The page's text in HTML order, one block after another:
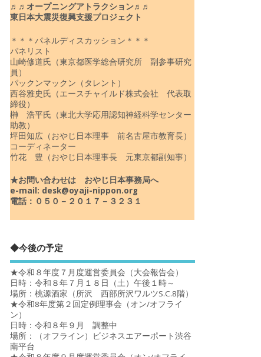
♬♬オープニングアトラクション♬♬
東日本大震災復興支援プロジェクト
＊＊＊パネルディスカッション＊＊＊
パネリスト
山崎修道氏（東京都医学総合研究所 副参事研究
員）
パックンマックン（タレント）
西谷雅史氏（エースチャイルド株式会社 代表取
締役）
榊 浩平氏（東北大学応用認知神経科学センター
助教）
坪田知広（おやじ日本理事 前名古屋市教育長）
コーディネーター
竹花 豊（おやじ日本理事長 元東京都副知事）
★お問い合わせは おやじ日本事務局へ
e-mail: desk@oyaji-nippon.org
電話：０５０－２０１７－３２３１
◆今後の予定
★令和８年度７月度運営委員会（大会報告会）
日時：令和８年７月１８日（土）午後１時～
場所：桃源酒家（所沢 西部所沢ワルツS.C.8階）
★令和8年度第２回定例理事会（オン/オフライ
ン）
日時：令和８年９月 調整中
場所：（オフライン）ビジネスエアーポート渋谷
南平台